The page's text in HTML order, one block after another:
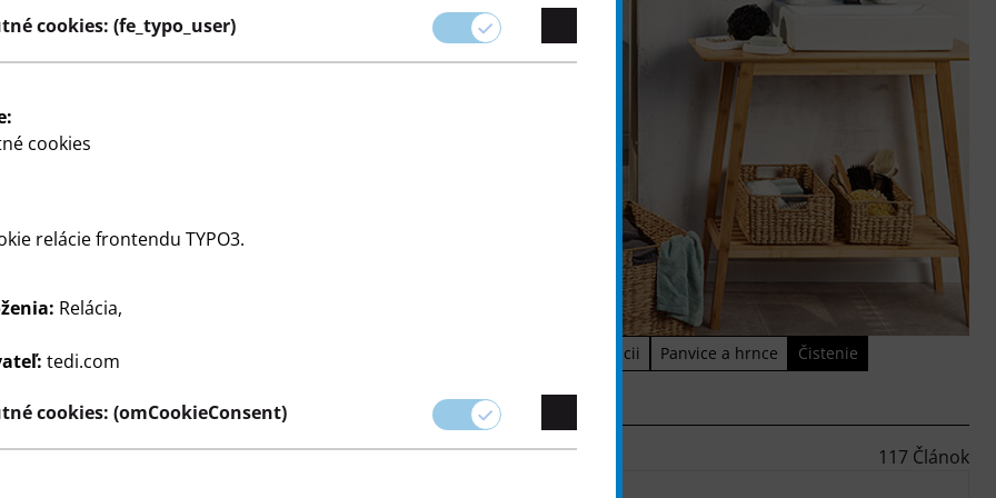
čistiacich prostriedkov až
poriadok v
a spríjemnili
prostredie.
Zapalovače Pomocníci pri organizácii Panvice a hrnce
Čistenie
117 Článok
cookies: (fe_typo_user)
cookies
relácie frontendu TYPO3.
Relácia,
tedi.com
cookies: (omCookieConsent)